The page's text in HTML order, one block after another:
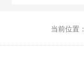
当前位置：